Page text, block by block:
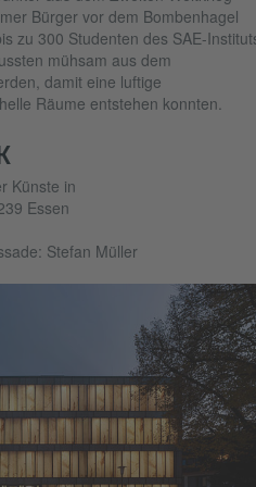
Bürger vor dem Bombenhagel
zu 300 Studenten des SAE-
mühsam aus dem
damit eine luftige
Räume entstehen konnten.
Künste in
Essen
Stefan Müller